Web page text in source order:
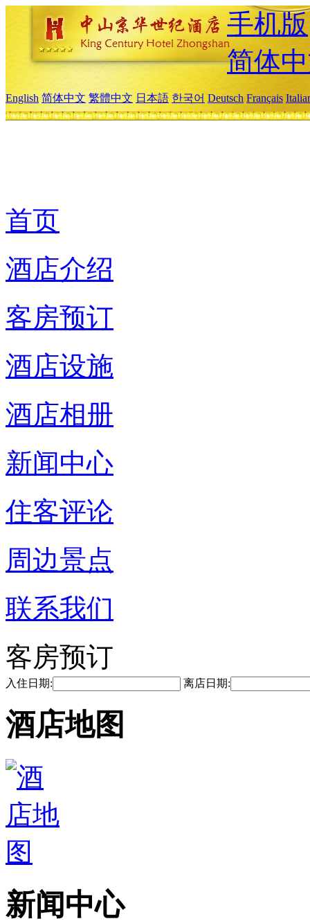
手机版
简体
English 简体中文 繁體中文 日本語 한국어 Deutsch Français
首页
酒店介绍
客房预订
酒店设施
酒店相册
新闻中心
住客评论
周边景点
联系我们
客房预订
入住日期: 离店日期:
酒店地图
新闻中心